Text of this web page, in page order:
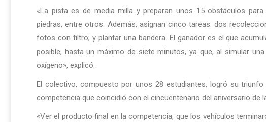
«La pista es de media milla y preparan unos 15 obstáculos
piedras, entre otros. Además, asignan cinco tareas: dos
fotos con filtro; y plantar una bandera. El ganador es el que
posible, hasta un máximo de siete minutos, ya que, al simular
oxígeno», explicó.
El colectivo, compuesto por unos 28 estudiantes, logró su
competencia que coincidió con el cincuentenario del aniversario de
«Ver el producto final en la competencia, que los vehículos